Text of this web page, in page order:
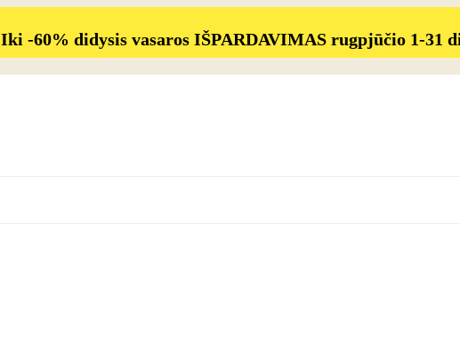
Iki -60% didysis vasaros IŠPARDAVIMAS rugpjūčio 1-31